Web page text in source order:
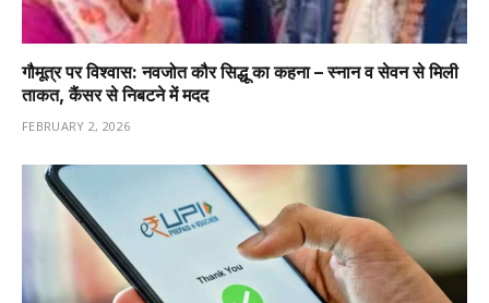
गौमूत्र पर विश्वास: नवजोत कौर सिद्धू का कहना – स्नान व सेवन से मिली
ताकत, कैंसर से निबटने में मदद
FEBRUARY 2, 2026